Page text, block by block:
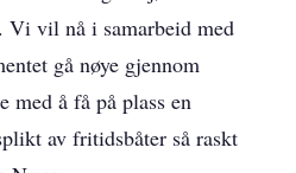
Vi vil nå i samarbeid med
gå nøye gjennom
med å få på plass en
av fritidsbåter så raskt